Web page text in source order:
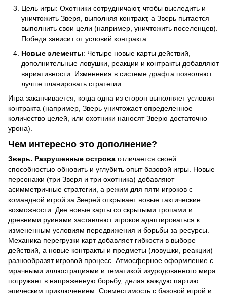
Цель игры: Охотники сотрудничают, чтобы выследить и
уничтожить Зверя, выполняя контракт, а Зверь пытается
выполнить свои цели (например, уничтожить поселенцев).
Победа зависит от условий контракта.
Новые элементы: Четыре новые карты действий,
дополнительные ловушки, реакции и контракты добавляют
вариативности. Изменения в системе драфта позволяют
лучше планировать стратегии.
Игра заканчивается, когда одна из сторон выполняет условия
контракта (например, Зверь уничтожает определенное
количество целей, или охотники наносят Зверю достаточно
урона).
Чем интересно это дополнение?
Зверь. Разрушенные острова отличается своей
способностью обновить и углубить опыт базовой игры. Новые
персонажи (три Зверя и три охотника) добавляют
асимметричные стратегии, а режим для пяти игроков с
командной игрой за Зверей открывает новые тактические
возможности. Две новые карты со скрытыми тропами и
древними руинами заставляют игроков адаптироваться к
измененным условиям передвижения и борьбы за ресурсы.
Механика перегрузки карт добавляет гибкости в выборе
действий, а новые контракты и предметы (ловушки, реакции)
разнообразят игровой процесс. Атмосферное оформление с
мрачными иллюстрациями и тематикой изуродованного мира
погружает в напряженную борьбу, делая каждую партию
эпическим приключением. Совместимость с базовой игрой и